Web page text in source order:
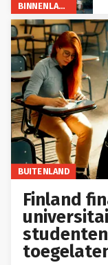
BINNENLAND
BUITENLAND
Finland